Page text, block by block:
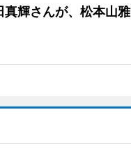
輝さんが、松本山雅